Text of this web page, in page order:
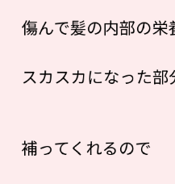
傷んで髪の内部の栄
スカスカになった部
補ってくれるので